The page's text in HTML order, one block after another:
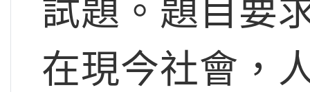
試題。題目要
在現今社會，